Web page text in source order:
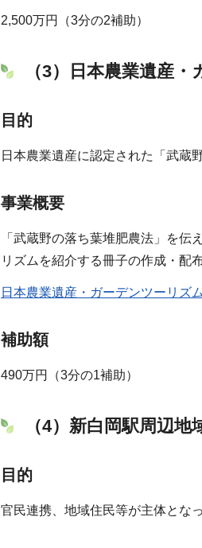
2,500万円（3分の2補助）
（3）日本農業遺産
目的
日本農業遺産に認定された「武蔵
事業概要
「武蔵野の落ち葉堆肥農法」を
リズムを紹介する冊子の作成・配
日本農業遺産・ガーデンツーリズ
補助額
490万円（3分の1補助）
（4）新白岡駅周辺地
目的
官民連携、地域住民等が主体とな